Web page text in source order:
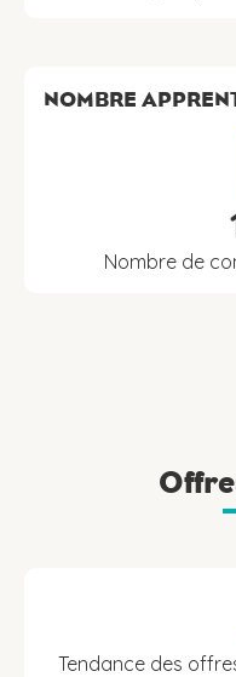
NOMBRE
Nombre de
Tendance des